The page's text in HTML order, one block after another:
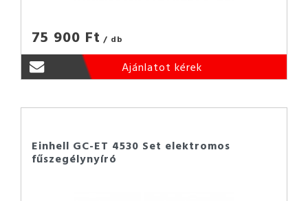
75 900 Ft / db
Ajánlatot kérek
Einhell GC-ET 4530 Set elektromos
fűszegélynyíró